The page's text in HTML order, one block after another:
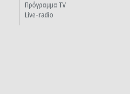
Πρόγραμμα TV
Live-radio